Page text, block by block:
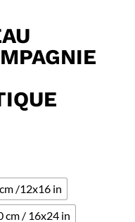
/12x16 in
cm / 16x24 in